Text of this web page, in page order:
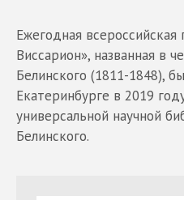
Ежегодная
Виссарион», названная в
Белинского (1811-1848),
Екатеринбурге в 2019
универсальной научной
Белинского.